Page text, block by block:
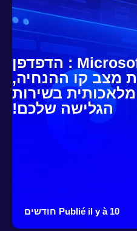
Microsoft Edge : הדפדפן
מצב קו ההנחיה,
מלאכותית בשירות
הגלישה שלכם!
Publié il y à 10 חודשים